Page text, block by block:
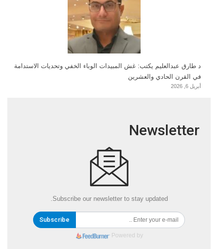
د طارق عبدالعليم يكتب: غش المبيدات الوباء الخفي وتحديات الاستدامة
في القرن الحادي والعشرين
أبريل 6, 2026
Newsletter
Subscribe our newsletter to stay updated.
Subscribe
Powered by